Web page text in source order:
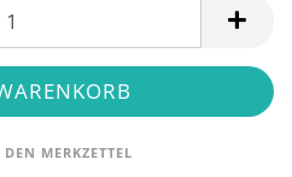
MERKZETTEL